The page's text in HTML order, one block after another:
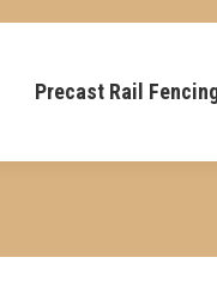
Precast Rail